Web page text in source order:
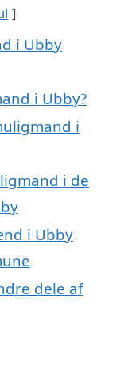
i Ubby
i Ubby?
i
i de
i Ubby
dele af